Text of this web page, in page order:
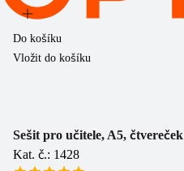
Do košíku
Vložit do košíku
Sešit pro učitele, A5, čtvereček
Kat. č.: 1428